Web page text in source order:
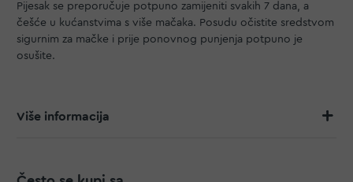
Pijesak se preporučuje potpuno zamijeniti svakih 7 dana, a
češće u kućanstvima s više mačaka. Posudu očistite sredstvom
sigurnim za mačke i prije ponovnog punjenja potpuno je
osušite.
Više informacija